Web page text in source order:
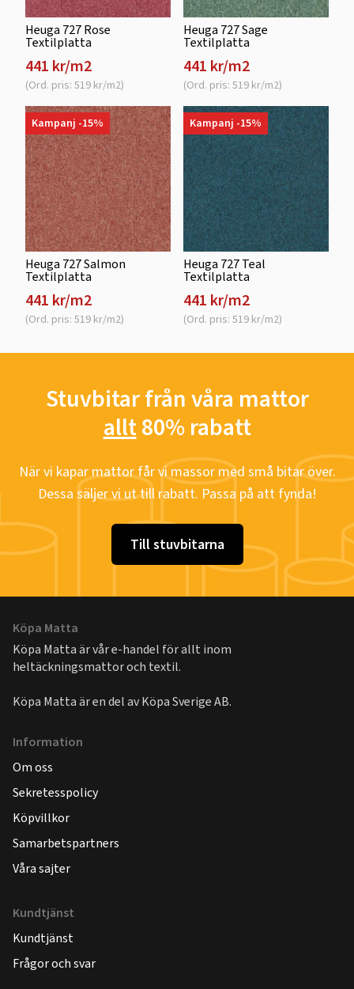
Heuga 727 Rose
Textilplatta
441 kr/m2
(Ord. pris: 519 kr/m2)
Heuga 727 Sage
Textilplatta
441 kr/m2
(Ord. pris: 519 kr/m2)
Kampanj -15%
Heuga 727 Salmon
Textilplatta
441 kr/m2
(Ord. pris: 519 kr/m2)
Kampanj -15%
Heuga 727 Teal
Textilplatta
441 kr/m2
(Ord. pris: 519 kr/m2)
Stuvbitar från våra mattor
allt80% rabatt
När vi kapar mattor får vi massor med små bitar över.
Dessa säljer vi ut till rabatt. Passa på att fynda!
Till stuvbitarna
Köpa Matta
Köpa Matta är vår e-handel för allt inom
heltäckningsmattor och textil.
Köpa Matta är en del avKöpa Sverige AB.
Information
Om oss
Sekretesspolicy
Köpvillkor
Samarbetspartners
Våra sajter
Kundtjänst
Kundtjänst
Frågor och svar